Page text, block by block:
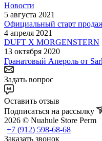
Новости
5 августа 2021
Официальный старт
4 апреля 2021
DUFT X MORGENSTERN
13 октября 2020
Гранатовый Апероль от
Задать вопрос
Оставить отзыв
Подписаться на рассылку
2026 © Nuahule Store Perm
+7 (912) 598-68-68
Заказать звонок